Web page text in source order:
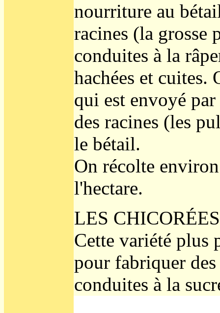
nourriture au
racines (la grosse
conduites à la
hachées et cuites.
qui est envoyé
des racines (les
le bétail.
On récolte
l'hectare.
LES CHICORÉES
Cette variété plus
pour fabriquer
conduites à la